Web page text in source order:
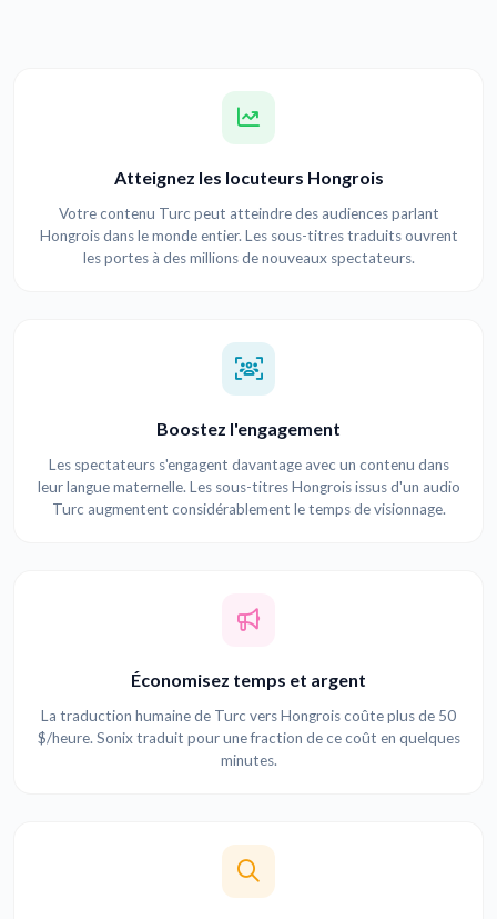
Atteignez les locuteurs Hongrois
Votre contenu Turc peut atteindre des audiences parlant
Hongrois dans le monde entier. Les sous-titres traduits ouvrent
les portes à des millions de nouveaux spectateurs.
Boostez l'engagement
Les spectateurs s'engagent davantage avec un contenu dans
leur langue maternelle. Les sous-titres Hongrois issus d'un audio
Turc augmentent considérablement le temps de visionnage.
Économisez temps et argent
La traduction humaine de Turc vers Hongrois coûte plus de 50
$/heure. Sonix traduit pour une fraction de ce coût en quelques
minutes.